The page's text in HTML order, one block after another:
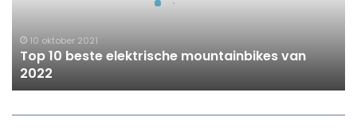
10 oktober 2021
Top 10 beste elektrische mountainbikes van
2022